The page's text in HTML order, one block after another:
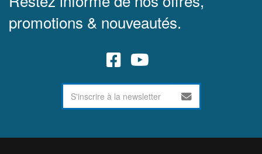
promotions & nouveautés.